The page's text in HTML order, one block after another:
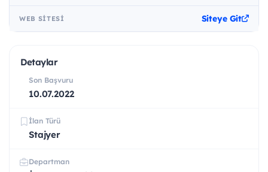
WEB SITESI Siteye Git
Detaylar
Son Başvuru
10.07.2022
İlan Türü
Stajyer
Departman